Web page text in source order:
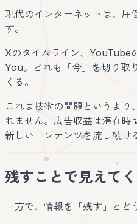
現代のインターネットは、圧
す。
Xのタイムライン、YouTube
You。どれも「今」を切り取
くる。
これは技術の問題というより
れません。広告収益は滞在時
新しいコンテンツを流し続け
残すことで見えて
一方で、情報を「残す」とど